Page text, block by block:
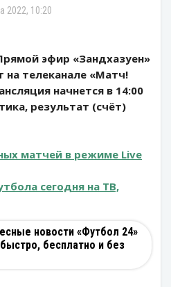
2022, 10:20
эфир «Зандхазуен»
на телеканале «Матч!
начнется в 14:00
результат (счёт)
матчей в режиме Live
сегодня на ТВ,
новости «Футбол 24»
бесплатно и без